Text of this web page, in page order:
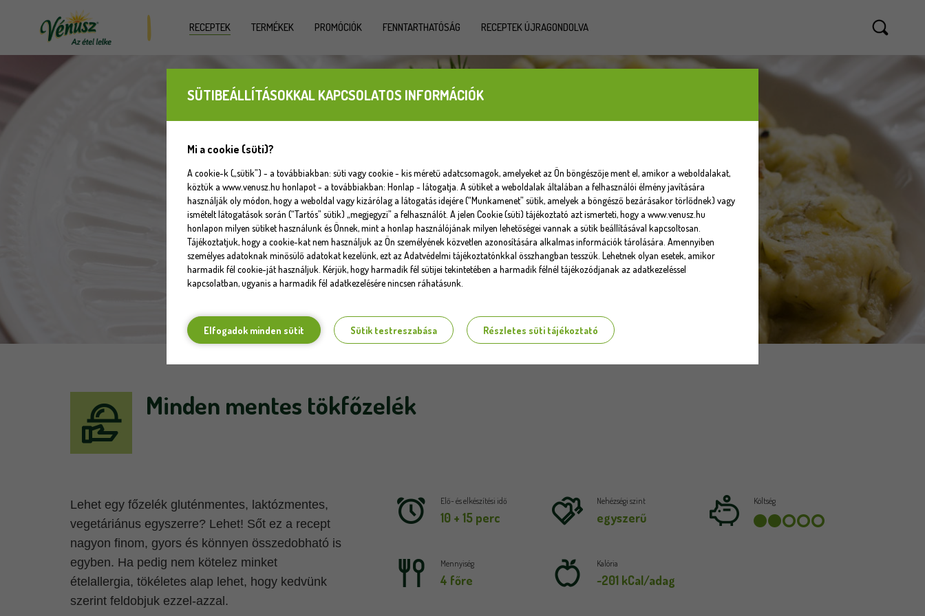
SÜTIBEÁLLÍTÁSOKKAL KAPCSOLATOS INFORMÁCIÓK
Mi a cookie (süti)?
A cookie-k („sütik”) - a továbbiakban: süti vagy cookie - kis méretű adatcsomagok, amelyeket az Ön böngészője ment el, amikor a weboldalakat,
köztük a www.venusz.hu honlapot - a továbbiakban: Honlap - látogatja. A sütiket a weboldalak általában a felhasználói élmény javítására
használják oly módon, hogy a weboldal vagy kizárólag a látogatás idejére (“Munkamenet” sütik, amelyek a böngésző bezárásakor törlődnek) vagy
ismételt látogatások során (“Tartós” sütik) „megjegyzi” a felhasználót. A jelen Cookie (süti) tájékoztató azt ismerteti, hogy a www.venusz.hu
honlapon milyen sütiket használunk és Önnek, mint a honlap használójának milyen lehetőségei vannak a sütik beállításával kapcsoltosan.
Tájékoztatjuk, hogy a cookie-kat nem használjuk az Ön személyének közvetlen azonosítására alkalmas információk tárolására. Amennyiben
személyes adatoknak minősülő adatokat kezelünk, ezt az Adatvédelmi tájékoztatónkkal összhangban tesszük. Lehetnek olyan esetek, amikor
harmadik fél cookie-ját használjuk. Kérjük, hogy harmadik fél sütijei tekintetében a harmadik félnél tájékozódjanak az adatkezeléssel
kapcsolatban, ugyanis a harmadik fél adatkezelésére nincsen ráhatásunk.
Elfogadok minden sütit Sütik testreszabása Részletes süti tájékoztató
RECEPTEK TERMÉKEK PROMÓCIÓK FENNTARTHATÓSÁG RECEPTEK ÚJRAGONDOLVA
Minden mentes tökfőzelék
Lehet egy főzelék gluténmentes, laktózmentes,
vegetáriánus egyszerre? Lehet! Sőt ez a recept
nagyon finom, gyors és könnyen összedobható is
egyben. Ha pedig nem kötelez minket
ételallergia, tökéletes alap lehet, hogy kedvünk
szerint feldobjuk ezzel-azzal.
Elő- és elkészítési idő
10 + 15 perc
Nehézségi szint
egyszerű
Költség
Mennyiség
4 főre
Kalória
~201 kCal/adag